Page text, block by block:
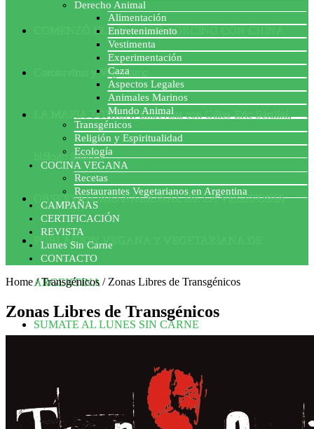
COMENZÓ EL ACUERDO PORCINO CON CHINA
Coronavirus y Veganismo
LA MAFIA TÓXICA: Entrevista con Gilles-Eric Séralini,
biólogo francés
OBSERVATORIO NACIONAL DE LA VEGEFOBIA
POBLACION VEGANA Y VEGETARIANA DE
ARGENTINA
SUMATE AL LUNES SIN CARNE
Derecho Animal
Alimentación
Entretenimiento
Vestimenta
Experimentación
Caza
Aspectos Legales
Animales Marinos
Mundo Animal
Transgénicos
Religión y Espiritualidad
Ecología
COCINA VEGANA
Recetas
Restaurantes Vegetarianos en Argentina
CAMPAÑAS
CERTIFICACIÓN
REVISTA
Lunes Sin Carne
CONTACTO
Home/Transgénicos / Zonas Libres de Transgénicos
Zonas Libres de Transgénicos